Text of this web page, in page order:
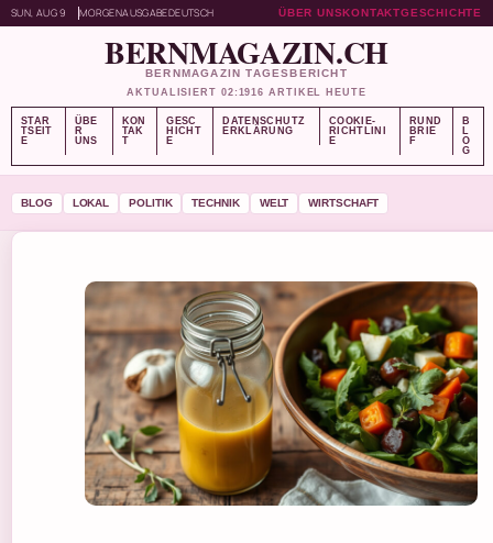
SUN, AUG 9 MORGENAUSGABEDEUTSCH ÜBER UNSKONTAKTGESCHICHTE
BERNMAGAZIN.CH
BERNMAGAZIN TAGESBERICHT
AKTUALISIERT 02:1916 ARTIKEL HEUTE
STAR
TSEIT
E
ÜBE
R
UNS
KON
TAK
T
GESC
HICHT
E
DATENSCHUTZ
ERKLÄRUNG
COOKIE-
RICHTLINI
E
RUND
BRIE
F
B
L
O
G
BLOG LOKAL POLITIK TECHNIK WELT WIRTSCHAFT